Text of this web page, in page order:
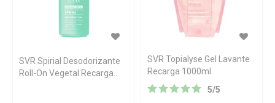
SVR Spirial Desodorizante
Roll-On Vegetal Recarga
SVR Topialyse Gel Lavante
Recarga 1000ml
5/5